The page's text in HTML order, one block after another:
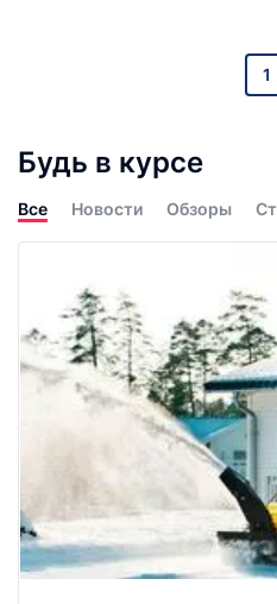
1
Будь в курсе
Все Новости Обзоры